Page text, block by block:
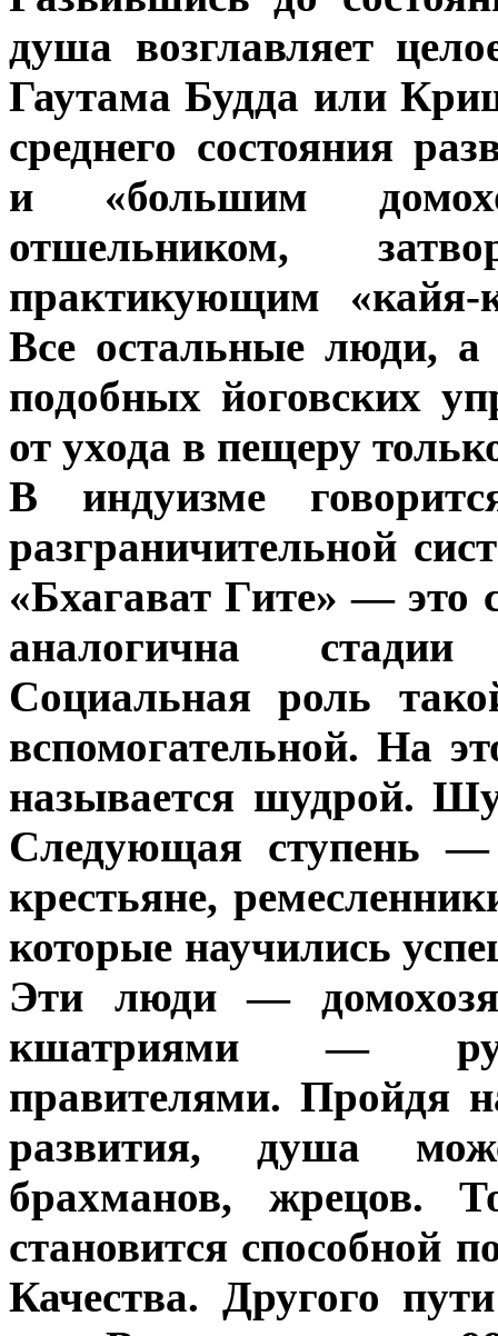
душа возглавляет
Гаутама Будда или
среднего состояния
и «большим
отшельником,
практикующим «кайя-
Все остальные люди, а
подобных йоговских
от ухода в пещеру
В индуизме
разграничительной
«Бхагават Гите» — это
аналогична
Социальная роль
вспомогательной. На
называется шудрой.
Следующая ступень
крестьяне,
которые научились
Эти люди —
кшатриями —
правителями. Пройдя
развития, душа
брахманов, жрецов.
становится способной
Качества. Другого